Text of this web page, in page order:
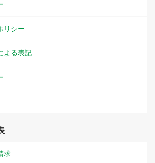
リシー
よる表記
求